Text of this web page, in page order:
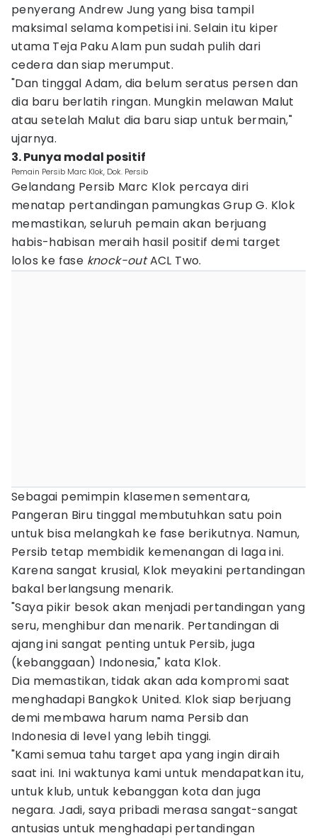
penyerang Andrew Jung yang bisa tampil
maksimal selama kompetisi ini. Selain itu kiper
utama Teja Paku Alam pun sudah pulih dari
cedera dan siap merumput.
"Dan tinggal Adam, dia belum seratus persen dan
dia baru berlatih ringan. Mungkin melawan Malut
atau setelah Malut dia baru siap untuk bermain,"
ujarnya.
3. Punya modal positif
Pemain Persib Marc Klok, Dok. Persib
Gelandang Persib Marc Klok percaya diri
menatap pertandingan pamungkas Grup G. Klok
memastikan, seluruh pemain akan berjuang
habis-habisan meraih hasil positif demi target
lolos ke fase knock-outACL Two.
Sebagai pemimpin klasemen sementara,
Pangeran Biru tinggal membutuhkan satu poin
untuk bisa melangkah ke fase berikutnya. Namun,
Persib tetap membidik kemenangan di laga ini.
Karena sangat krusial, Klok meyakini pertandingan
bakal berlangsung menarik.
"Saya pikir besok akan menjadi pertandingan yang
seru, menghibur dan menarik. Pertandingan di
ajang ini sangat penting untuk Persib, juga
(kebanggaan) Indonesia," kata Klok.
Dia memastikan, tidak akan ada kompromi saat
menghadapi Bangkok United. Klok siap berjuang
demi membawa harum nama Persib dan
Indonesia di level yang lebih tinggi.
"Kami semua tahu target apa yang ingin diraih
saat ini. Ini waktunya kami untuk mendapatkan itu,
untuk klub, untuk kebanggan kota dan juga
negara. Jadi, saya pribadi merasa sangat-sangat
antusias untuk menghadapi pertandingan